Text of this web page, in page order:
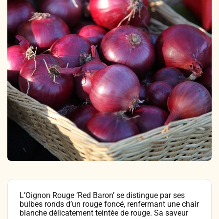
Légumes & Potagères
Aromatiques & Comestibles
Fleurs, Prairies, Engrais verts
Accesoires de Jardinage
Coffrets & Idées Cadeaux
Jardinage au naturel
Découvertes végétales
Plantes & Gastronomie
Bricolage & Inspirations
Notre philosophie
Ateliers & Evènements
Visitez notre magasin
Maraichers & Revendeurs
L’Oignon Rouge ‘Red Baron’ se distingue par ses
bulbes ronds d’un rouge foncé, renfermant une chair
blanche délicatement teintée de rouge. Sa saveur